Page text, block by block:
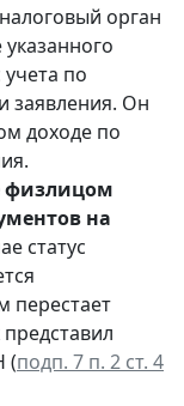
орган
по
заявления. Он
доходе по
физлицом
на
статус
перестает
(подп. 7 п. 2 ст. 4